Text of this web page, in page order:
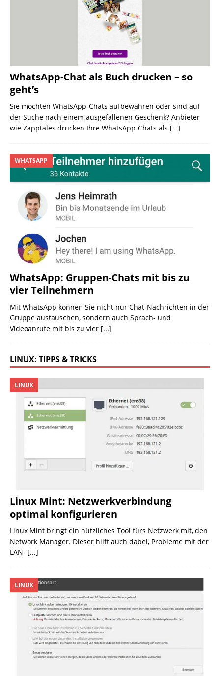
WhatsApp-Chat als Buch drucken – so
geht’s
Sie möchten WhatsApp-Chats aufbewahren oder sind auf
der Suche nach einem ausgefallenen Geschenk? Anbieter
wie Zapptales drucken Ihre WhatsApp-Chats als [...]
WhatsApp: Gruppen-Chats mit bis zu
vier Teilnehmern
WHATSAPP
Mit WhatsApp können Sie nicht nur Chat-Nachrichten in der
Gruppe austauschen, sondern auch Sprach- und
Videoanrufe mit bis zu vier [...]
LINUX: TIPPS & TRICKS
Linux Mint: Netzwerkverbindung
optimal konfigurieren
LINUX
Linux Mint bringt ein nützliches Tool fürs Netzwerk mit, den
Network Manager. Dieser hilft auch dabei, Probleme mit der
LAN- [...]
LINUX